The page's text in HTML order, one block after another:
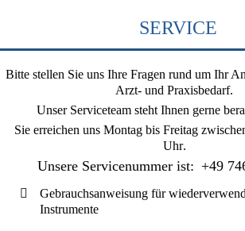
SERVICE
Bitte stellen Sie uns Ihre Fragen rund um Ihr
Arzt- und Praxisbedarf.
Unser Serviceteam steht Ihnen gerne
Sie erreichen uns Montag bis Freitag
Uhr.
Unsere Servicenummer ist: +49
Gebrauchsanweisung für
Instrumente